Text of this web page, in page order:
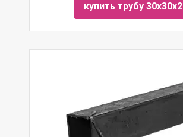
купить трубу 30х30х2